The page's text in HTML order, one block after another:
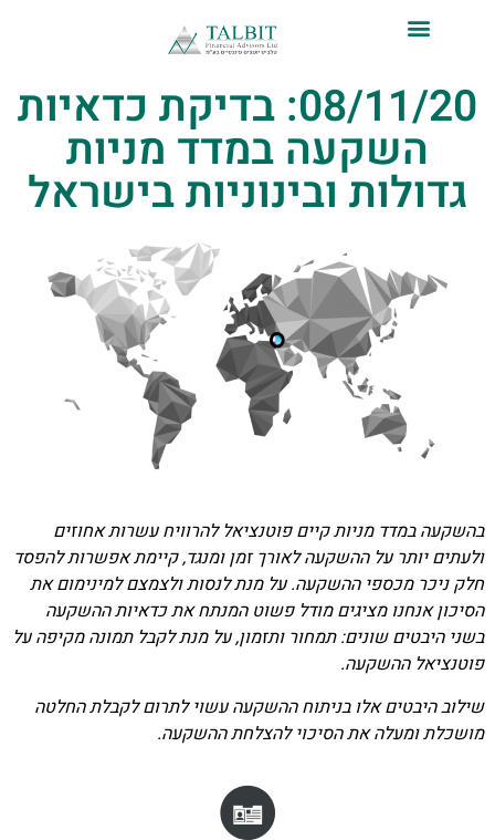
08/11/20: בדיקת כדאיות
השקעה במדד מניות
גדולות ובינוניות בישראל
בהשקעה במדד מניות קיים פוטנציאל להרוויח עשרות אחוזים
ולעתים יותר על ההשקעה לאורך זמן ומנגד, קיימת אפשרות להפסד
חלק ניכר מכספי ההשקעה. על מנת לנסות ולצמצם למינימום את
הסיכון אנחנו מציגים מודל פשוט המנתח את כדאיות ההשקעה
בשני היבטים שונים: תמחור ותזמון, על מנת לקבל תמונה מקיפה על
פוטנציאל ההשקעה.
שילוב היבטים אלו בניתוח ההשקעה עשוי לתרום לקבלת החלטה
מושכלת ומעלה את הסיכוי להצלחת ההשקעה.